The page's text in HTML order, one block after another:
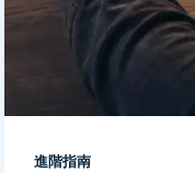
進階指南